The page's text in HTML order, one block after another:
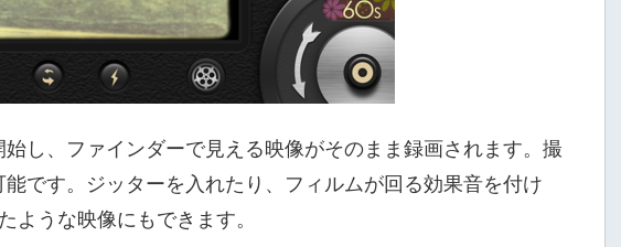
し、ファインダーで見える映像がそのまま録画されます。撮
です。ジッターを入れたり、フィルムが回る効果音を付け
ような映像にもできます。